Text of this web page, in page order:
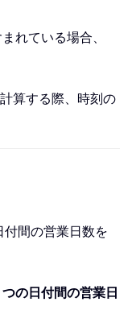
れている場合、
算する際、時刻の
間の営業日数を
の日付間の営業日